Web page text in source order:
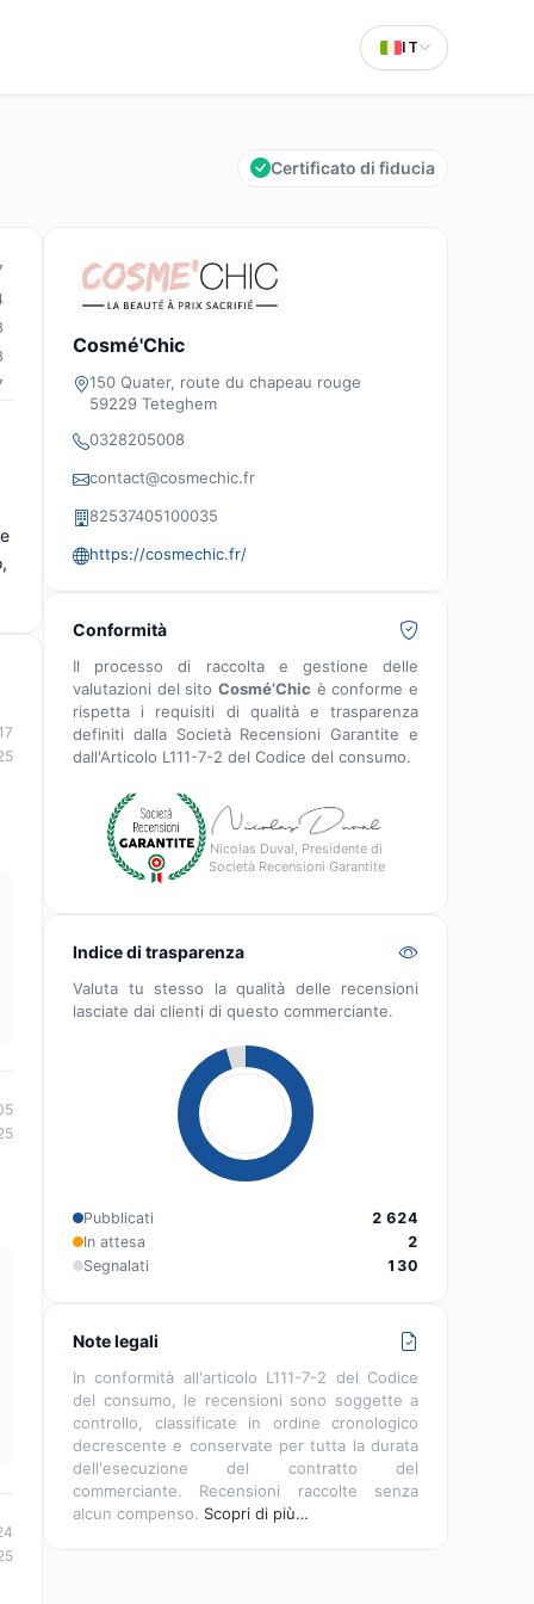
IT
Certificato di fiducia
Cosmé'Chic
150 Quater, route du chapeau rouge
59229 Teteghem
0328205008
contact@cosmechic.fr
82537405100035
https://cosmechic.fr/
Conformità
Il processo di raccolta e gestione delle
valutazioni del sito Cosmé’Chic è conforme e
rispetta i requisiti di qualità e trasparenza
definiti dalla Società Recensioni Garantite e
dall'Articolo L111-7-2 del Codice del consumo.
Nicolas Duval, Presidente di
Società Recensioni Garantite
Indice di trasparenza
Valuta tu stesso la qualità delle recensioni
lasciate dai clienti di questo commerciante.
Pubblicati
2 624
In attesa
2
Segnalati
130
Note legali
In conformità all'articolo L111-7-2 del Codice
del consumo, le recensioni sono soggette a
controllo, classificate in ordine cronologico
decrescente e conservate per tutta la durata
dell'esecuzione del contratto del
commerciante. Recensioni raccolte senza
alcun compenso. Scopri di più…